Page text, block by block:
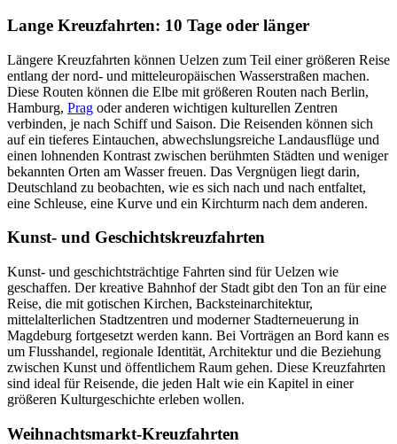
Lange Kreuzfahrten: 10 Tage oder länger
Längere Kreuzfahrten können Uelzen zum Teil einer größeren Reise
entlang der nord- und mitteleuropäischen Wasserstraßen machen.
Diese Routen können die Elbe mit größeren Routen nach Berlin,
Hamburg, Prag oder anderen wichtigen kulturellen Zentren
verbinden, je nach Schiff und Saison. Die Reisenden können sich
auf ein tieferes Eintauchen, abwechslungsreiche Landausflüge und
einen lohnenden Kontrast zwischen berühmten Städten und weniger
bekannten Orten am Wasser freuen. Das Vergnügen liegt darin,
Deutschland zu beobachten, wie es sich nach und nach entfaltet,
eine Schleuse, eine Kurve und ein Kirchturm nach dem anderen.
Kunst- und Geschichtskreuzfahrten
Kunst- und geschichtsträchtige Fahrten sind für Uelzen wie
geschaffen. Der kreative Bahnhof der Stadt gibt den Ton an für eine
Reise, die mit gotischen Kirchen, Backsteinarchitektur,
mittelalterlichen Stadtzentren und moderner Stadterneuerung in
Magdeburg fortgesetzt werden kann. Bei Vorträgen an Bord kann es
um Flusshandel, regionale Identität, Architektur und die Beziehung
zwischen Kunst und öffentlichem Raum gehen. Diese Kreuzfahrten
sind ideal für Reisende, die jeden Halt wie ein Kapitel in einer
größeren Kulturgeschichte erleben wollen.
Weihnachtsmarkt-Kreuzfahrten